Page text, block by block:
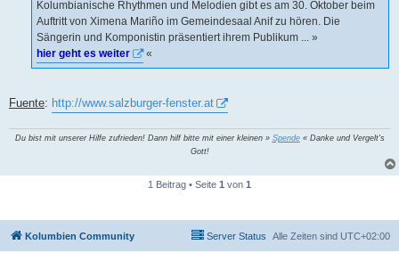
Kolumbianische Rhythmen und Melodien gibt es am 30. Oktober beim
Auftritt von Ximena Mariño im Gemeindesaal Anif zu hören. Die
Sängerin und Komponistin präsentiert ihrem Publikum ... »
hier geht es weiter
«
Fuente: http://www.salzburger-fenster.at
Du bist mit unserer Hilfe zufrieden! Dann hilf bitte mit einer kleinen » Spende« Danke und Vergelt's
Gott!
1 Beitrag • Seite 1 von 1
Kolumbien Community Alle Zeiten sind UTC+02:00
Server Status